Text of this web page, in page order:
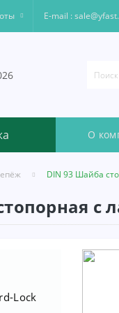
Е-mail :
О
DIN 93 Шайба
с
Lock